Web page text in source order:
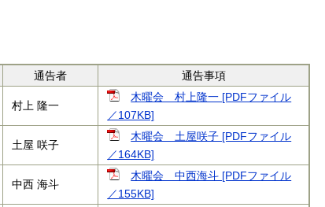
通告者 通告事項
村上 隆一
木曜会 村上隆一 [PDFファイル
／107KB]
土屋 咲子
木曜会 土屋咲子 [PDFファイル
／164KB]
中西 海斗
木曜会 中西海斗 [PDFファイル
／155KB]